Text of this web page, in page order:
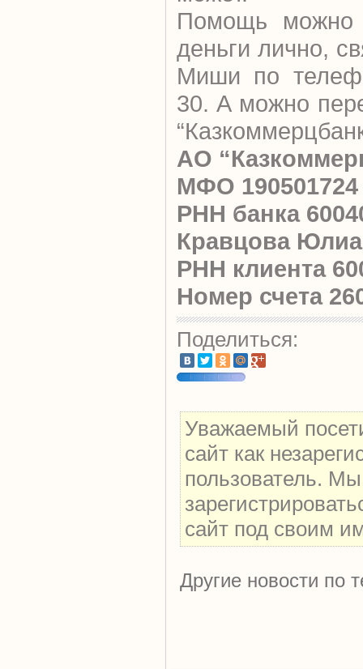
Помощь можно
деньги лично,
Миши по
30. А можно
АО
МФО 190501724
РНН банка
Кравцова
РНН клиента
Номер счета
Поделиться:
Уважаемый
сайт как
пользователь.
сайт под своим
Другие новости по